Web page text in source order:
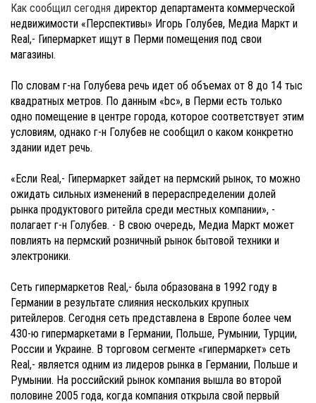
Как сообщил сегодня директор департамента коммерческой
недвижимости «Перспективы» Игорь Голубев, Медиа Маркт и
Real,- Гипермаркет ищут в Перми помещения под свои
магазины.
По словам г-на Голубева речь идет об объемах от 8 до 14 тыс
квадратных метров. По данным «bc», в Перми есть только
одно помещение в центре города, которое соответствует этим
условиям, однако г-н Голубев не сообщил о каком конкретно
здании идет речь.
«Если Real,- Гипермаркет зайдет на пермский рынок, то можно
ожидать сильных изменений в перераспределении долей
рынка продуктового ритейла среди местных компании», -
полагает г-н Голубев. - В свою очередь, Медиа Маркт может
повлиять на пермский розничный рынок бытовой техники и
электроники.
Сеть гипермаркетов Real,- была образована в 1992 году в
Германии в результате слияния нескольких крупных
ритейлеров. Сегодня сеть представлена в Европе более чем
430-ю гипермаркетами в Германии, Польше, Румынии, Турции,
России и Украине. В торговом сегменте «гипермаркет» сеть
Real,- является одним из лидеров рынка в Германии, Польше и
Румынии. На российский рынок компания вышла во второй
половине 2005 года, когда компания открыла свой первый